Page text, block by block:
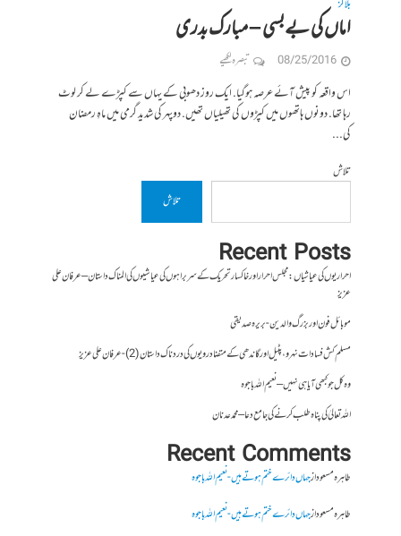
بلاگز
اماں کی بےبسی – مبارک بدری
08/25/2016 تبصرہ لکھیے
اس واقعہ کو پیش آئے عرصہ ہوگیا. ایک روز دھوبی کے یہاں سے کپڑے لے کر لوٹ
رہا تھا. دونوں ہاتھوں میں کپڑوں کی تھیلیاں تھیں. دوپہر کی شدید گرمی میں ماہِ رمضان
کی...
تلاش
تلاش
Recent Posts
احراریوں کی عیاشیاں : مجلس احرار اور خاکسار تحریک کے سربراہوں کی عیاشیوں کی المناک داستان – عرفان علی
عزیز
موبائل فون اور بزرگ والدین- بریرہ صدیقی
مسلم کش فسادات نہرو، پٹیل اور گاندھی کے متضاد رویوں کی درد ناک داستان (2)- عرفان علی عزیز
وہ کل جو کبھی آیا ہی نہیں – نعیم اللہ باجوہ
اللہ تعالیٰ کی پناہ طلب کرنے کی جامع دعا – محمد عدنان
Recent Comments
طاہرہ مسعودازجہاں دائرے ختم ہوتے ہیں- نعیم اللہ باجوہ
طاہرہ مسعودازجہاں دائرے ختم ہوتے ہیں- نعیم اللہ باجوہ